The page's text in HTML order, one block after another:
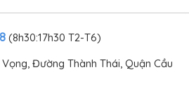
(8h30:17h30 T2-T6)
Đường Thành Thái, Quận Cầu